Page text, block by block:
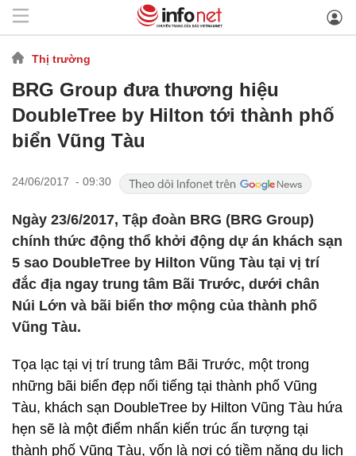
Thị trường
BRG Group đưa thương hiệu
DoubleTree by Hilton tới thành phố
biển Vũng Tàu
24/06/2017 - 09:30
Ngày 23/6/2017, Tập đoàn BRG (BRG Group)
chính thức động thổ khởi động dự án khách sạn
5 sao DoubleTree by Hilton Vũng Tàu tại vị trí
đắc địa ngay trung tâm Bãi Trước, dưới chân
Núi Lớn và bãi biển thơ mộng của thành phố
Vũng Tàu.
Tọa lạc tại vị trí trung tâm Bãi Trước, một trong
những bãi biển đẹp nối tiếng tại thành phố Vũng
Tàu, khách sạn DoubleTree by Hilton Vũng Tàu hứa
hẹn sẽ là một điểm nhấn kiến trúc ấn tượng tại
thành phố Vũng Tàu, vốn là nơi có tiềm năng du lịch